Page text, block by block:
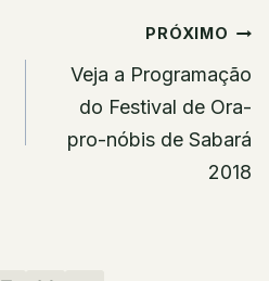
PRÓXIMO
Veja a Programação
do Festival de Ora-
pro-nóbis de Sabará
2018